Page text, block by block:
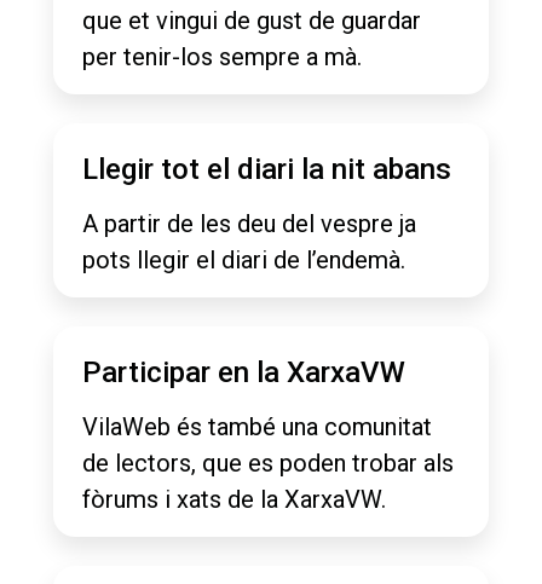
que et vingui de gust de guardar
per tenir-los sempre a mà.
Llegir tot el diari la nit abans
A partir de les deu del vespre ja
pots llegir el diari de l’endemà.
Participar en la XarxaVW
VilaWeb és també una comunitat
de lectors, que es poden trobar als
fòrums i xats de la XarxaVW.